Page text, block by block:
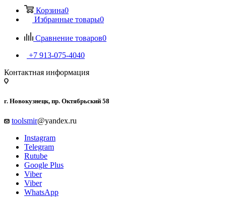
Корзина0
Избранные товары0
Сравнение товаров0
+7 913-075-4040
Контактная информация
г. Новокузнецк, пр. Октябрьский 58
toolsmir@yandex.ru
Instagram
Telegram
Rutube
Google Plus
Viber
Viber
WhatsApp